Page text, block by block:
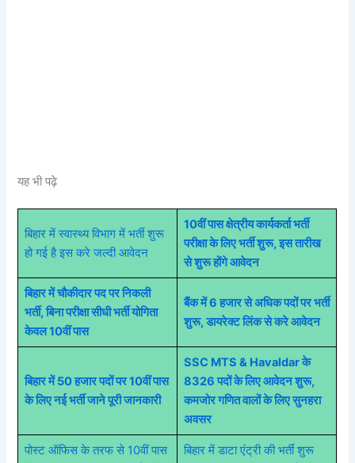
यह भी पढ़े
बिहार में स्वास्थ्य विभाग में भर्ती शुरू
हो गई है इस करे जल्दी आवेदन
10वीं पास क्षेत्रीय कार्यकर्ता भर्ती
परीक्षा के लिए भर्ती शुरू, इस तारीख
से शुरू होंगे आवेदन
बिहार में चौकीदार पद पर निकली
भर्ती, बिना परीक्षा सीधी भर्ती योगिता
केवल 10वीं पास
बैंक में 6 हजार से अधिक पदों पर भर्ती
शुरू, डायरेक्ट लिंक से करे आवेदन
बिहार में 50 हजार पदों पर 10वीं पास
के लिए नई भर्ती जाने पूरी जानकारी
SSC MTS & Havaldar के
8326 पदों के लिए आवेदन शुरू,
कमजोर गणित वालों के लिए सुनहरा
अवसर
पोस्ट ऑफिस के तरफ से 10वीं पास
बिहार में डाटा एंट्री की भर्ती शुरू